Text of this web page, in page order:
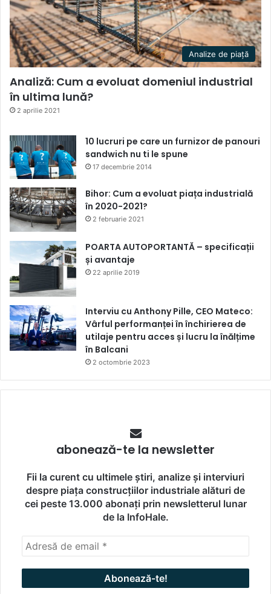
Analize de piață
Analiză: Cum a evoluat domeniul industrial
în ultima lună?
2 aprilie 2021
10 lucruri pe care un furnizor de panouri
sandwich nu ti le spune
17 decembrie 2014
Bihor: Cum a evoluat piața industrială
în 2020-2021?
2 februarie 2021
POARTA AUTOPORTANTĂ – specificații
și avantaje
22 aprilie 2019
Interviu cu Anthony Pille, CEO Mateco:
Vârful performanței în închirierea de
utilaje pentru acces și lucru la înălțime
în Balcani
2 octombrie 2023
abonează-te la newsletter
Fii la curent cu ultimele știri, analize și interviuri
despre piața construcțiilor industriale alături de
cei peste 13.000 abonați prin newsletterul lunar
de la InfoHale.